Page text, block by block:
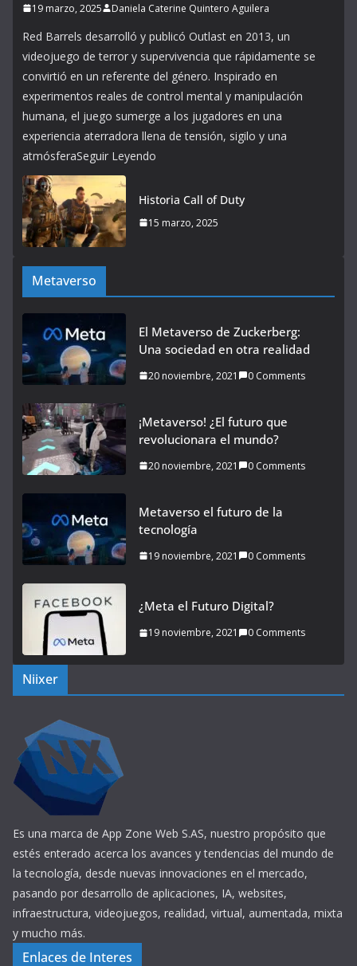
19 marzo, 2025 Daniela Caterine Quintero Aguilera
Red Barrels desarrolló y publicó Outlast en 2013, un
videojuego de terror y supervivencia que rápidamente se
convirtió en un referente del género. Inspirado en
experimentos reales de control mental y manipulación
humana, el juego sumerge a los jugadores en una
experiencia aterradora llena de tensión, sigilo y una
atmósferaSeguir Leyendo
Historia Call of Duty
15 marzo, 2025
Metaverso
El Metaverso de Zuckerberg:
Una sociedad en otra realidad
20 noviembre, 2021 0 Comments
¡Metaverso! ¿El futuro que
revolucionara el mundo?
20 noviembre, 2021 0 Comments
Metaverso el futuro de la
tecnología
19 noviembre, 2021 0 Comments
¿Meta el Futuro Digital?
19 noviembre, 2021 0 Comments
Niixer
Es una marca de App Zone Web S.AS, nuestro propósito que
estés enterado acerca los avances y tendencias del mundo de
la tecnología, desde nuevas innovaciones en el mercado,
pasando por desarrollo de aplicaciones, IA, websites,
infraestructura, videojuegos, realidad, virtual, aumentada, mixta
y mucho más.
Enlaces de Interes